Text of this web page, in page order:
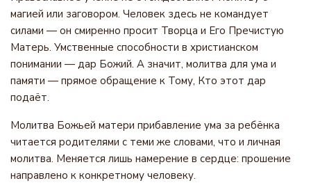
магией или заговором. Человек здесь не командует
силами — он смиренно просит Творца и Его Пречистую
Матерь. Умственные способности в христианском
понимании — дар Божий. А значит, молитва для ума и
памяти — прямое обращение к Тому, Кто этот дар
подаёт.
Молитва Божьей матери прибавление ума за ребёнка
читается родителями с теми же словами, что и личная
молитва. Меняется лишь намерение в сердце: прошение
направлено к конкретному человеку.